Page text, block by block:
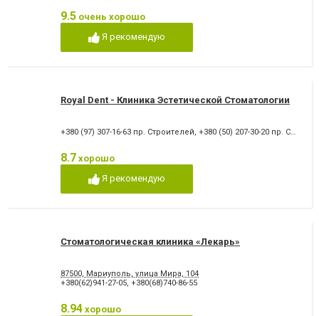
9.5 очень хорошо
Я рекомендую
Royal Dent - Клиника Эстетической Стоматологии
+380 (97) 307-16-63 пр. Строителей, +380 (50) 207-30-20 пр. Строителей
8.7 хорошо
Я рекомендую
Стоматологическая клиника «Лекарь»
87500, Мариуполь, улица Мира, 104
+380(62)941-27-05, +380(68)740-86-55
8.94 хорошо